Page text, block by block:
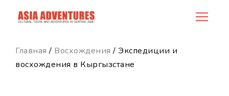
category_id
Главная / Восхождения / Экспедиции и
восхождения в Кыргызстане